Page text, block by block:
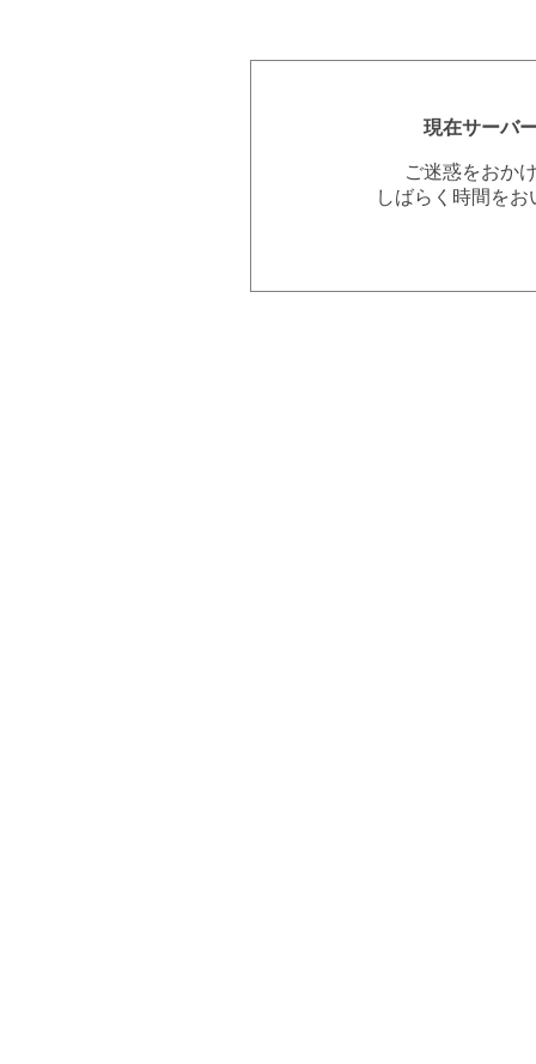
現在サーバ
ご迷惑をおか
しばらく時間を